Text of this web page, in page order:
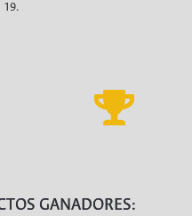
19.
GANADORES: